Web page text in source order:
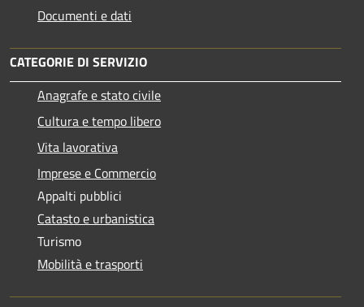
Documenti e dati
CATEGORIE DI SERVIZIO
Anagrafe e stato civile
Cultura e tempo libero
Vita lavorativa
Imprese e Commercio
Appalti pubblici
Catasto e urbanistica
Turismo
Mobilità e trasporti